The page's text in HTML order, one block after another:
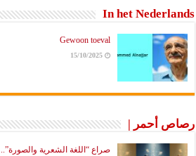
In het Nederlands
Gewoon toeval
15/10/2025
رصاص أحمر |
صراع “اللغة الشعرية والصورة”..